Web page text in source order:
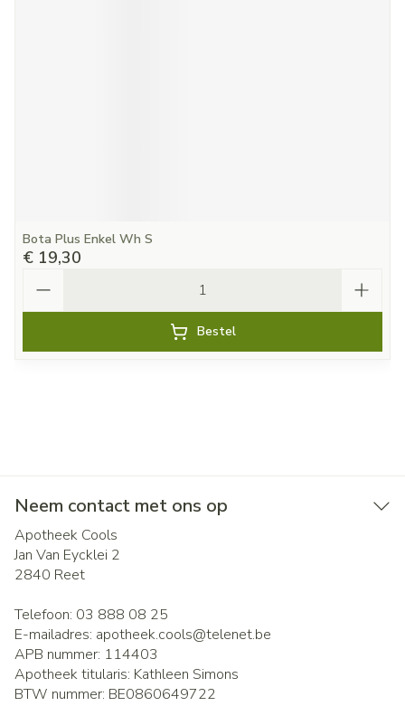
Bota Plus Enkel Wh S
€ 19,30
Bestel
Neem contact met ons op
Apotheek Cools
Jan Van Eycklei 2
2840 Reet
Telefoon: 03 888 08 25
E-mailadres: apotheek.cools@telenet.be
APB nummer: 114403
Apotheek titularis: Kathleen Simons
BTW nummer: BE0860649722